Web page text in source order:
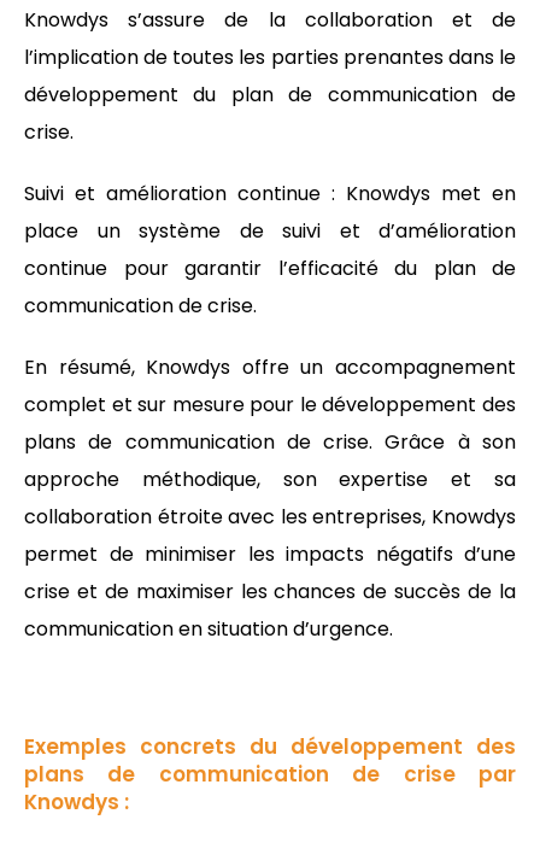
Knowdys s’assure de la collaboration et de
l’implication de toutes les parties prenantes dans le
développement du plan de communication de
crise.
Suivi et amélioration continue : Knowdys met en
place un système de suivi et d’amélioration
continue pour garantir l’efficacité du plan de
communication de crise.
En résumé, Knowdys offre un accompagnement
complet et sur mesure pour le développement des
plans de communication de crise. Grâce à son
approche méthodique, son expertise et sa
collaboration étroite avec les entreprises, Knowdys
permet de minimiser les impacts négatifs d’une
crise et de maximiser les chances de succès de la
communication en situation d’urgence.
Exemples concrets du développement des
plans de communication de crise par
Knowdys :